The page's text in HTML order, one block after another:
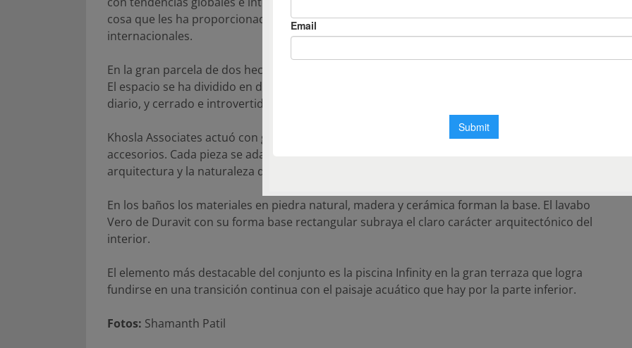
cosa que les ha proporcionado en los últimos 20 años más de 25 galardones nacionales e
internacionales.
En la gran parcela de dos hectáreas se ha edificado un pabellón de 2100 m2 de una planta.
El espacio se ha dividido en dos zonas. Abierto y extrovertido para los espacios de uso
diario, y cerrado e introvertido para los espacios privados.
Khosla Associates actuó con gran moderación en la decoración interior, el mobiliario y los
accesorios. Cada pieza se adaptó para que armonizara con el concepto general de la
arquitectura y la naturaleza del entorno.
En los baños los materiales en piedra natural, madera y cerámica forman la base. El lavabo
Vero de Duravit con su forma base rectangular subraya el claro carácter arquitectónico del
interior.
El elemento más destacable del conjunto es la piscina Infinity en la gran terraza que logra
fundirse en una transición continua con el paisaje acuático que hay por la parte inferior.
Fotos: Shamanth Patil